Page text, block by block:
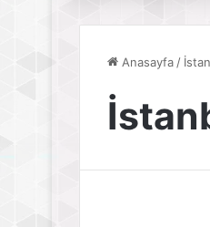
Anasayfa /